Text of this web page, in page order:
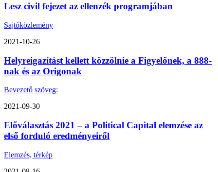
Lesz civil fejezet az ellenzék programjában
Sajtóközlemény
2021-10-26
Helyreigazítást kellett közzölnie a Figyelőnek, a 888-
nak és az Origonak
Bevezető szöveg:
2021-09-30
Előválasztás 2021 – a Political Capital elemzése az
első forduló eredményeiről
Elemzés, térkép